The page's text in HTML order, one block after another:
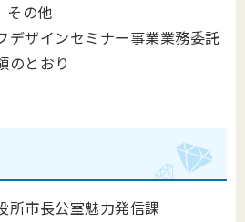
その他
デザインセミナー事業業務委託
のとおり
所市長公室魅力発信課